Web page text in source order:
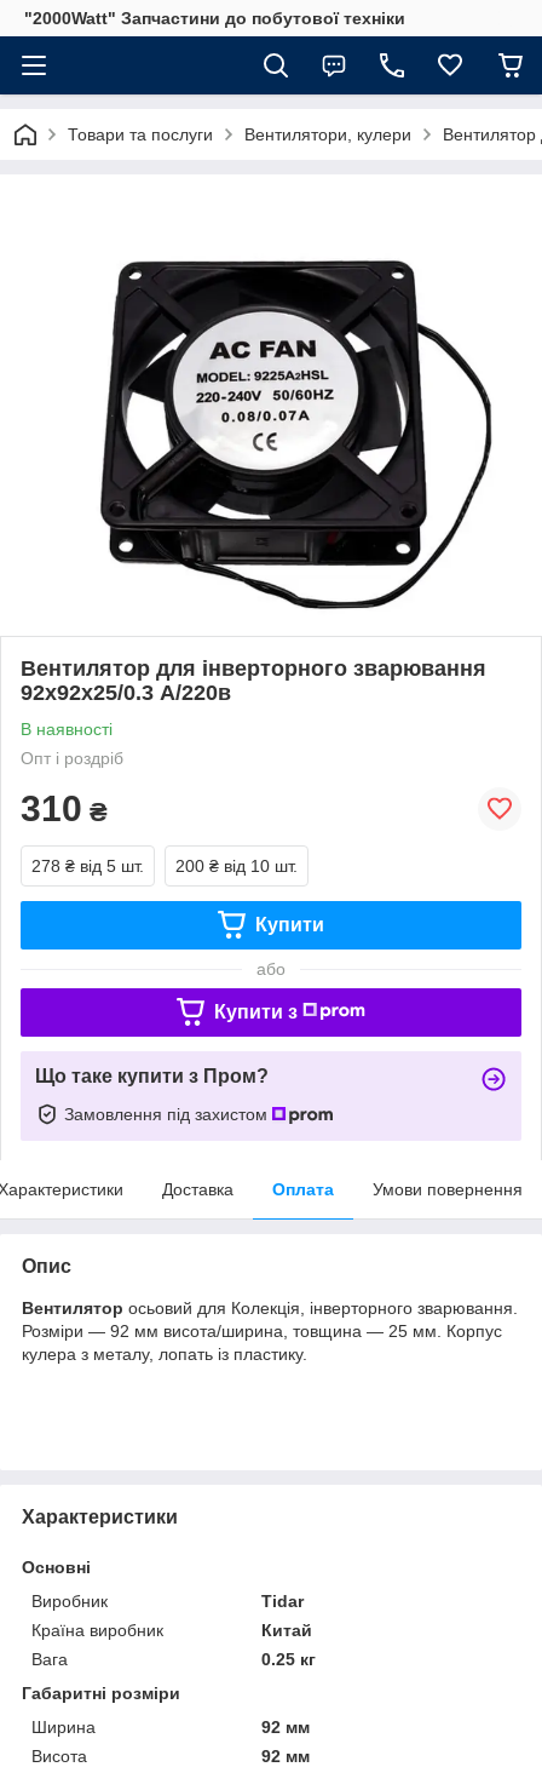
"2000Watt" Запчастини до побутової техніки
Товари та послуги Вентилятори, кулери Вентилятор
Вентилятор для інверторного зварювання
92х92х25/0.3 А/220в
В наявності
Опт і роздріб
310 ₴
278 ₴ від 5 шт. 200 ₴ від 10 шт.
Купити
або
Купити з
Що таке купити з Пром?
Замовлення під захистом
Доставка Оплата Умови повернення
Опис
Вентилятор осьовий для Колекція, інверторного зварювання.
Розміри — 92 мм висота/ширина, товщина — 25 мм. Корпус
кулера з металу, лопать із пластику.
Характеристики
Основні
Виробник
Tidar
Країна виробник
Китай
Вага
0.25 кг
Габаритні розміри
Ширина
92 мм
Висота
92 мм